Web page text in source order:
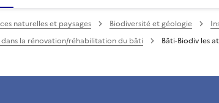
naturelles et paysages Biodiversité et géologie
la rénovation/réhabilitation du bâti
Bâti-Biodiv les